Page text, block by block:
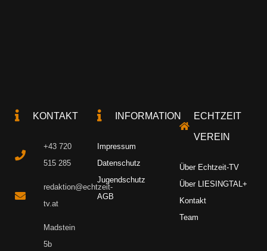
KONTAKT
+43 720
515 285
redaktion@echtzeit-
tv.at
Madstein
5b
INFORMATION
Impressum
Datenschutz
Jugendschutz
AGB
ECHTZEIT
VEREIN
Über Echtzeit-TV
Über LIESINGTAL+
Kontakt
Team